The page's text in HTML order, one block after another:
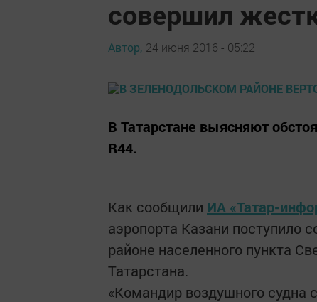
совершил
Автор, 24 июня 2016 - 05:22
В Татарстане выясняют
R44.
Как сообщили ИА «Татар-
аэропорта Казани поступило
районе населенного пункта
Татарстана.
«Командир воздушного судна